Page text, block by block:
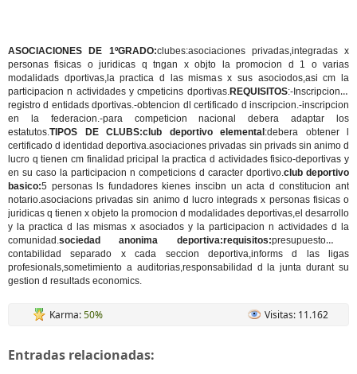
ASOCIACIONES DE 1ºGRADO:clubes:asociaciones privadas,integradas x
personas fisicas o juridicas q tngan x objto la promocion d 1 o varias
modalidads dportivas,la practica d las mismas x sus asociodos,asi cm la
participacion n actividades y cmpeticins dportivas.REQUISITOS:-Inscripcion n
registro d entidads dportivas.-obtencion dl certificado d inscripcion.-inscripcion
en la federacion.-para competicion nacional debera adaptar los
estatutos.TIPOS DE CLUBS:club deportivo elemental :debera obtener l
certificado d identidad deportiva.asociaciones privadas sin privads sin animo d
lucro q tienen cm finalidad pricipal la practica d actividades fisico-deportivas y
en su caso la participacion n competicions d caracter dportivo.club deportivo
basico:5 personas ls fundadores kienes inscibn un acta d constitucion ant
notario.asociacions privadas sin animo d lucro integrads x personas fisicas o
juridicas q tienen x objeto la promocion d modalidades deportivas,el desarrollo
y la practica d las mismas x asociados y la participacion n actividades d la
comunidad.sociedad anonima deportiva:requisitos:presupuesto y
contabilidad separado x cada seccion deportiva,informs d las ligas
profesionals,sometimiento a auditorias,responsabilidad d la junta durant su
gestion d resultads economics.
Karma:50% Visitas: 11.162
Entradas relacionadas: